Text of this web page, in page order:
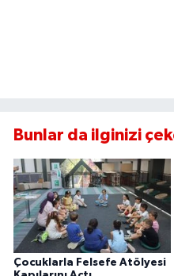
Bunlar da ilginizi
Çocuklarla Felsefe Atölyesi